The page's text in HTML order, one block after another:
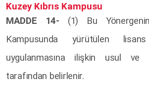
Kuzey Kıbrıs Kampusu
MADDE 14- (1) Bu
Kampusunda yürütülen lisans
uygulanmasına ilişkin usul ve
tarafından belirlenir.